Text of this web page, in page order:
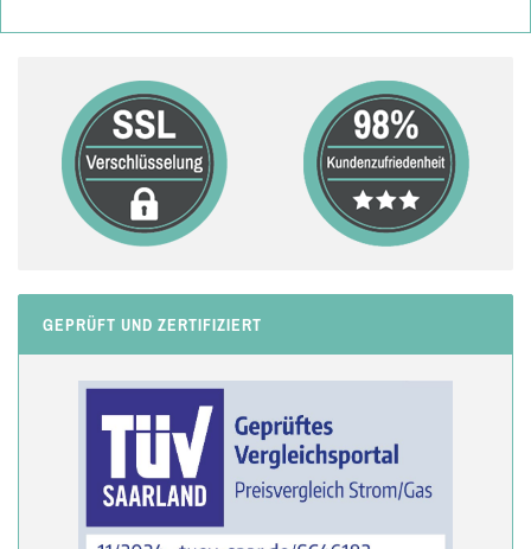
GEPRÜFT UND ZERTIFIZIERT